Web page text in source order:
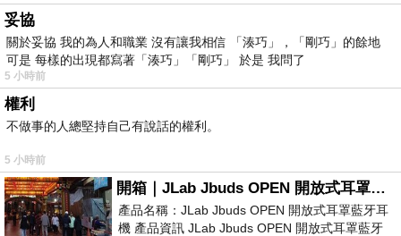
妥協
關於妥協 我的為人和職業 沒有讓我相信 「湊巧」，「剛巧」的餘地
可是 每樣的出現都寫著「湊巧」「剛巧」 於是 我問了
5 小時前
權利
不做事的人總堅持自己有說話的權利。
5 小時前
開箱｜JLab Jbuds OPEN 開放式耳罩藍牙耳機 - 設計美學，輕巧、透氣、環境音全物理達成！
產品名稱：JLab Jbuds OPEN 開放式耳罩藍牙耳
機 產品資訊 JLab Jbuds OPEN 開放式耳罩藍牙